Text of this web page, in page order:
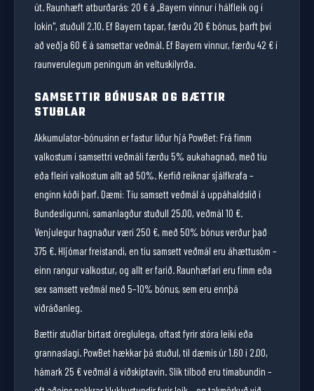
út. Raunhæft atburðarás: 20 € á „Bayern vinnur í hálfleik og í
lokin", stuðull 2.10. Ef Bayern tapar, færðu 20 € bónus, þarft því
að veðja 60 € á samsettar veðmál. Ef Bayern vinnur, færðu 42 € í
raunverulegum peningum án veltuskilyrða.
SAMSETTIR BÓNUSAR OG BÆTTIR
STUÐLAR
Akkumulator-bónusinn er fastur liður hjá PowBet: Frá fimm
valkostum í samsettri veðmáli færðu 5% aukahagnað, með tíu
eða fleiri valkostum allt að 50%. Kerfið reiknar sjálfkrafa –
enginn kóði þarf. Dæmi: Tíu samsett veðmál á uppáhaldslið í
Bundesligunni, samanlagður stuðull 25.00, veðmál 10 €.
Venjulegur hagnaður væri 250 €, með 50% bónus verður það
375 €. Hljómar freistandi, en tíu samsett veðmál eru áhættusöm –
einn rangur valkostur, og allt er farið. Raunhæfari eru fimm eða
sex samsett veðmál með 5–10% bónus, sem eru ennþá
viðráðanleg.
Bættir stuðlar birtast óreglulega, oftast fyrir stóra leiki eða
grannaslagi. PowBet hækkar þá stuðul, til dæmis úr 1.60 í 2.00,
hámark 25 € veðmál á viðskiptavin. Slík tilboð eru tímabundin –